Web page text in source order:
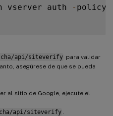
vserver auth - policy
api/siteverify para validar
asegúrese de que se pueda
al sitio de Google, ejecute el
api/siteverify